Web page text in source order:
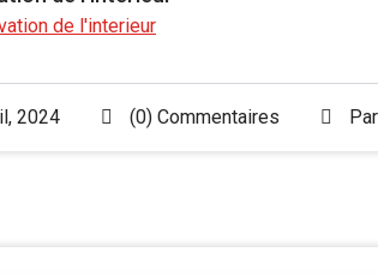
2024 (0) Commentaires Par